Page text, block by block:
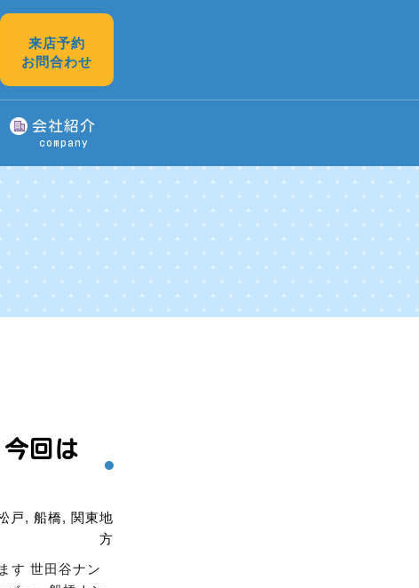
来店予約
お問合わせ
会社紹介
company
今回は
戸, 船橋, 関東地
方
す 世田谷ナン